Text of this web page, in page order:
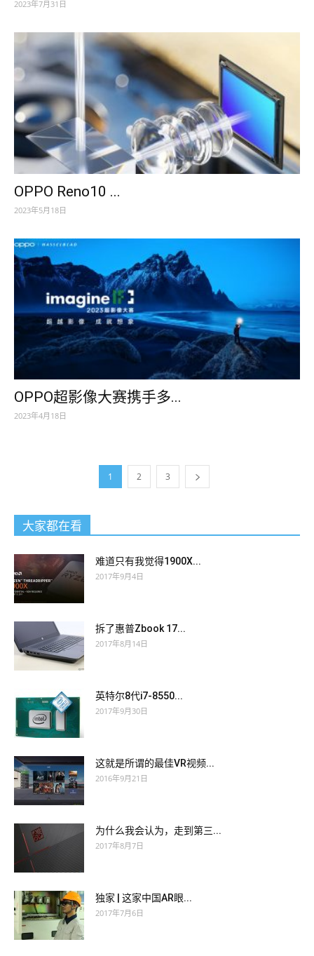
2023年7月31日
OPPO Reno10 ...
2023年5月18日
OPPO超影像大赛携手多...
2023年4月18日
1 2 3
大家都在看
难道只有我觉得1900X...
2017年9月4日
拆了惠普Zbook 17...
2017年8月14日
英特尔8代i7-8550...
2017年9月30日
这就是所谓的最佳VR视频...
2016年9月21日
为什么我会认为，走到第三...
2017年8月7日
独家 | 这家中国AR眼...
2017年7月6日